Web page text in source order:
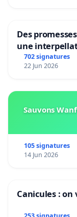
Des
une
climat et de
702 signatures
22 Jun 2026
Sauvons
105 signatures
14 Jun 2026
Canicules : on